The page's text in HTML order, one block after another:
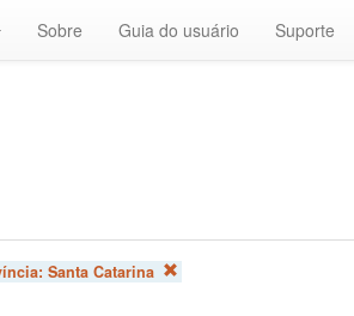
Sobre Guia do usuário Suporte
Santa Catarina